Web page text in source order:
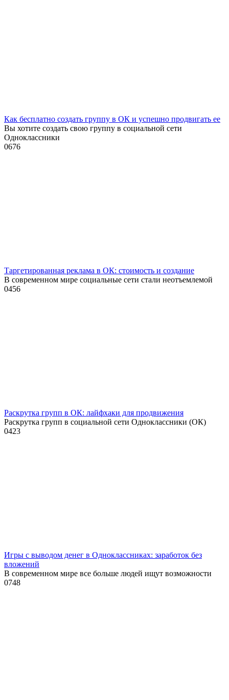
Как бесплатно создать группу в ОК и успешно продвигать ее
Вы хотите создать свою группу в социальной сети
Одноклассники
0676
Таргетированная реклама в ОК: стоимость и создание
В современном мире социальные сети стали неотъемлемой
0456
Раскрутка групп в ОК: лайфхаки для продвижения
Раскрутка групп в социальной сети Одноклассники (ОК)
0423
Игры с выводом денег в Одноклассниках: заработок без
вложений
В современном мире все больше людей ищут возможности
0748